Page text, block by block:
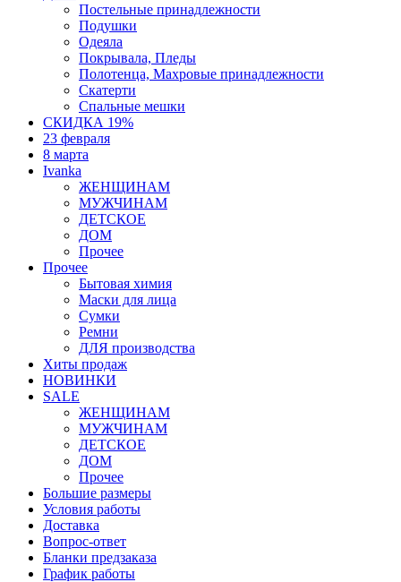
Постельные принадлежности
Подушки
Одеяла
Покрывала, Пледы
Полотенца, Махровые принадлежности
Скатерти
Спальные мешки
СКИДКА 19%
23 февраля
8 марта
Ivanka
ЖЕНЩИНАМ
МУЖЧИНАМ
ДЕТСКОЕ
ДОМ
Прочее
Прочее
Бытовая химия
Маски для лица
Сумки
Ремни
ДЛЯ производства
Хиты продаж
НОВИНКИ
SALE
ЖЕНЩИНАМ
МУЖЧИНАМ
ДЕТСКОЕ
ДОМ
Прочее
Большие размеры
Условия работы
Доставка
Вопрос-ответ
Бланки предзаказа
График работы